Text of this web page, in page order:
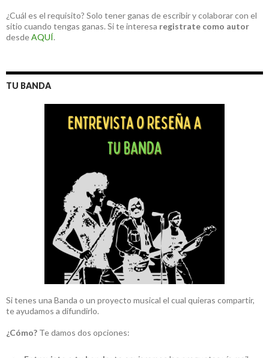
¿Cuál es el requisito? Solo tener ganas de escribir y colaborar con el
sitio cuando tengas ganas. Si te interesa registrate como autor
desdeAQUÍ.
TU BANDA
Si tenes una Banda o un proyecto musical el cual quieras compartir,
te ayudamos a difundirlo.
¿Cómo? Te damos dos opciones: